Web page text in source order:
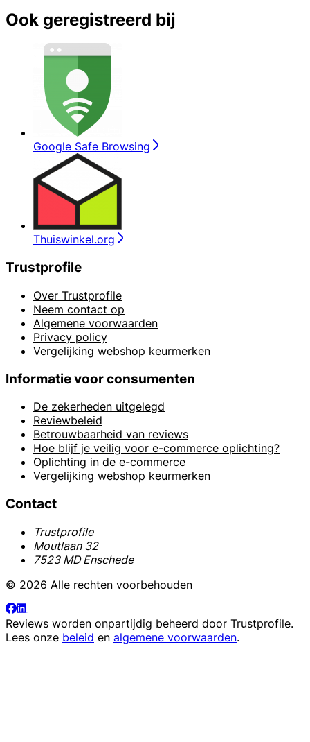
Ook geregistreerd bij
Google Safe Browsing
Thuiswinkel.org
Trustprofile
Over Trustprofile
Neem contact op
Algemene voorwaarden
Privacy policy
Vergelijking webshop keurmerken
Informatie voor consumenten
De zekerheden uitgelegd
Reviewbeleid
Betrouwbaarheid van reviews
Hoe blijf je veilig voor e-commerce oplichting?
Oplichting in de e-commerce
Vergelijking webshop keurmerken
Contact
Trustprofile
Moutlaan 32
7523 MD Enschede
© 2026 Alle rechten voorbehouden
Reviews worden onpartijdig beheerd door Trustprofile.
Lees onze beleid en algemene voorwaarden.